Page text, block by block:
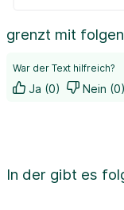
grenzt mit
War der Text hilfreich?
Ja (0) Nein (0)
In der gibt es